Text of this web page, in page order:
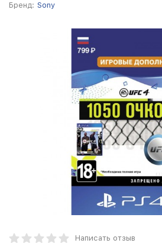
Бренд: Sony
Написать отзыв